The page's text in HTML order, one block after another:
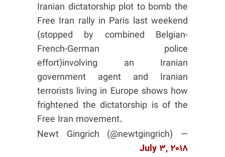
Iranian dictatorship plot to bomb the
Free Iran rally in Paris last weekend
(stopped by combined Belgian-
French-German police
effort)involving an Iranian
government agent and Iranian
terrorists living in Europe shows how
frightened the dictatorship is of the
Free Iran movement.
— Newt Gingrich (@newtgingrich)
July ۳, ۲۰۱۸